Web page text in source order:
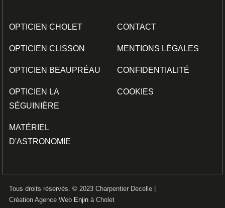
OPTICIEN CHOLET
OPTICIEN CLISSON
OPTICIEN BEAUPRÉAU
OPTICIEN LA
SÉGUINIÈRE
MATÉRIEL
D'ASTRONOMIE
CONTACT
MENTIONS LÉGALES
CONFIDENTIALITÉ
COOKIES
Tous droits réservés. © 2023 Charpentier Decelle |
Création Agence Web Enjin à Cholet